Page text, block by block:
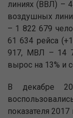
линиях (ВВЛ) –
воздушных
– 1 822 679
61 634 рейса
917, МВЛ – 14
вырос на 13% и
В декабре
показателя